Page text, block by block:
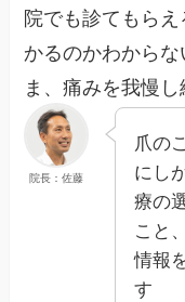
院でも診てもら
かるのかわから
ま、痛みを我慢
院長：佐藤
爪の
にし
療の
こと
情報
す